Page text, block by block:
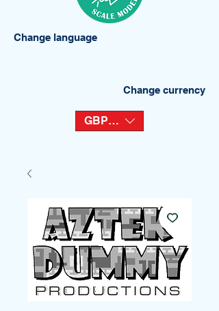
Change language
Change currency
GBP (£)